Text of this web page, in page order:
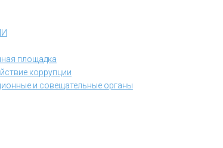
площадка
коррупции
и совещательные органы